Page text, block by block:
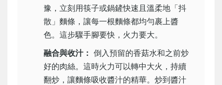
豫，立刻用筷子或鍋鏟快速且溫柔地「抖
散」麵條，讓每一根麵條都均勻裹上醬
色。這步驟手腳要快，火力要大。
融合與收汁： 倒入預留的香菇水和之前炒
好的肉絲。這時火力可以轉中大火，持續
翻炒，讓麵條吸收醬汁的精華。炒到醬汁